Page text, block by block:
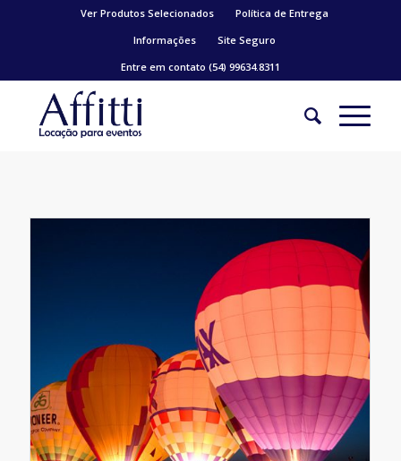
Ver Produtos Selecionados
Política de Entrega
Informações
Site Seguro
Entre em contato (54) 99634.8311